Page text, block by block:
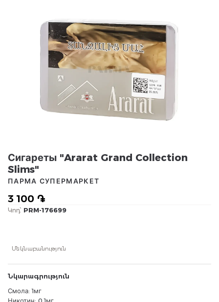
Сигареты "Ararat Grand Collection
Slims"
3 100 ֏
ПАРМА СУПЕРМАРКЕТ
Կոդ՝ PRM-176699
Մեկնաբանություն
Նկարագրություն
Смола: 1мг
Никотин: 0.1мг